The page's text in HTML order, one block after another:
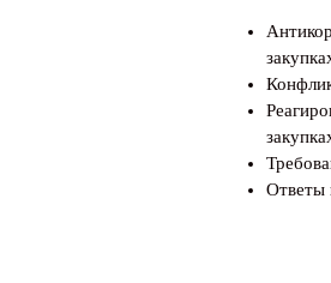
Ответы